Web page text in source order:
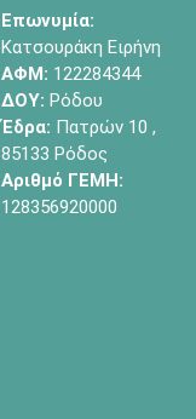
Επωνυμία:
Κατσουράκη Ειρήνη
ΑΦΜ: 122284344
ΔΟΥ: Ρόδου
Έδρα: Πατρών 10 ,
85133 Ρόδος
Αριθμό ΓΕΜΗ:
128356920000